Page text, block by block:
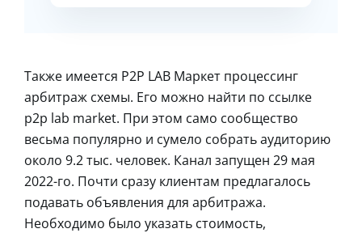
Также имеется P2P LAB Маркет процессинг
арбитраж схемы. Его можно найти по ссылке
p2p lab market. При этом само сообщество
весьма популярно и сумело собрать аудиторию
около 9.2 тыс. человек. Канал запущен 29 мая
2022-го. Почти сразу клиентам предлагалось
подавать объявления для арбитража.
Необходимо было указать стоимость,